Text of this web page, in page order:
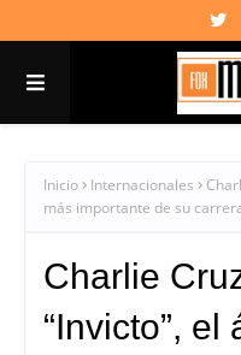
Inicio Internacionales
más importante de su
Charlie
“Invicto”, el